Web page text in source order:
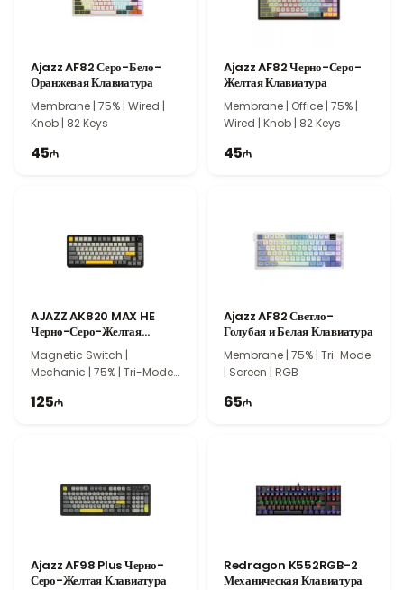
Благодаря эргономичному дизайну минимизирует усталость
проводить больше времени.
Высококачественные Механические Клавиши
С высококачественными механическими клавишами каждое
преимущество над соперниками во время игры, а также делает
Официальная гарантия. Быстрая доставка. Закажите в Texno
İmperiya!
Ajazz AF82 Серо-Бело-
Оранжевая Клавиатура
Membrane | 75% | Wired |
Knob | 82 Keys
45
Ajazz AF82 Черно-Серо-
Желтая Клавиатура
Membrane | Office | 75% |
Wired | Knob | 82 Keys
45
AJAZZ AK820 MAX HE
Черно-Серо-Желтая
Механическая Клавиатура
Magnetic Switch |
Mechanic | 75% | Tri-Mode |
125
Ajazz AF82 Светло-
Голубая и Белая Клавиатура
Membrane | 75% | Tri-Mode
| Screen | RGB
65
Ajazz AF98 Plus Черно-
Серо-Желтая Клавиатура
Redragon K552RGB-2
Механическая Клавиатура